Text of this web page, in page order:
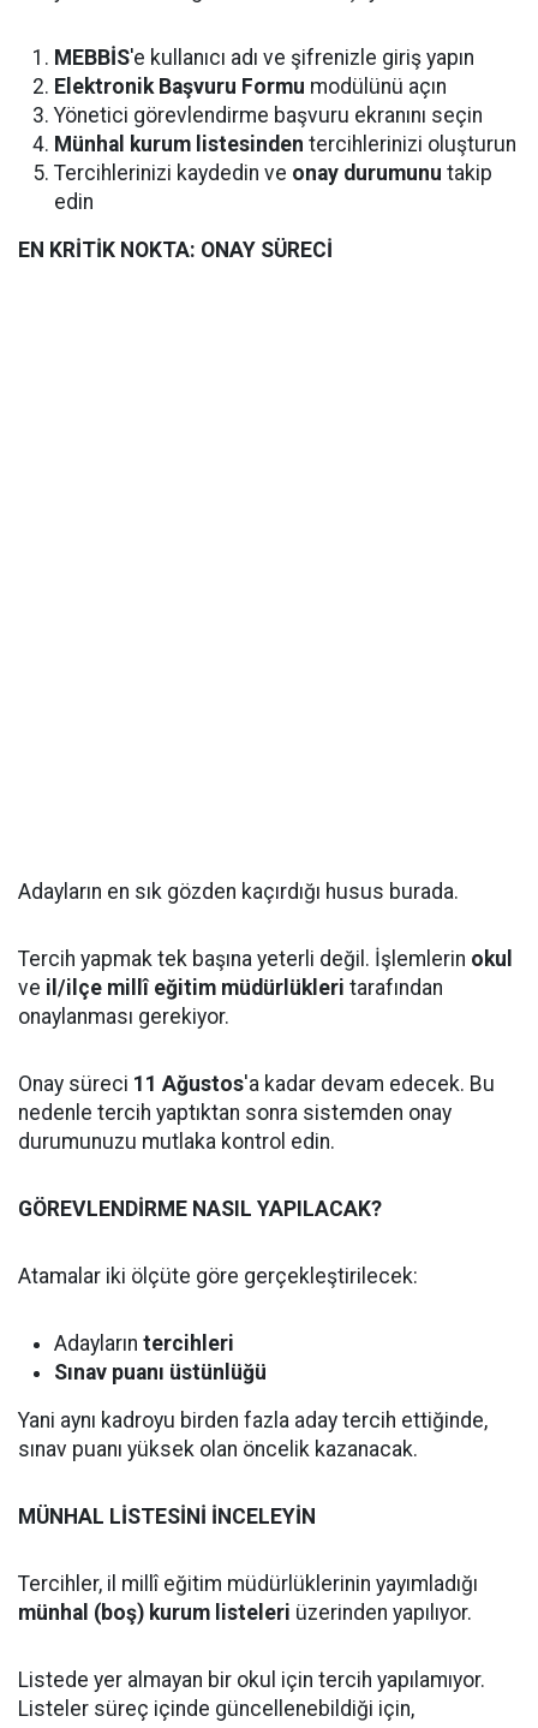
MEBBİS'e kullanıcı adı ve şifrenizle giriş yapın
Elektronik Başvuru Formu modülünü açın
Yönetici görevlendirme başvuru ekranını seçin
Münhal kurum listesinden tercihlerinizi oluşturun
Tercihlerinizi kaydedin ve onay durumunu takip
edin
EN KRİTİK NOKTA: ONAY SÜRECİ
Adayların en sık gözden kaçırdığı husus burada.
Tercih yapmak tek başına yeterli değil. İşlemlerin okul
ve il/ilçe millî eğitim müdürlükleri tarafından
onaylanması gerekiyor.
Onay süreci 11 Ağustos'a kadar devam edecek. Bu
nedenle tercih yaptıktan sonra sistemden onay
durumunuzu mutlaka kontrol edin.
GÖREVLENDİRME NASIL YAPILACAK?
Atamalar iki ölçüte göre gerçekleştirilecek:
Adayların tercihleri
Sınav puanı üstünlüğü
Yani aynı kadroyu birden fazla aday tercih ettiğinde,
sınav puanı yüksek olan öncelik kazanacak.
MÜNHAL LİSTESİNİ İNCELEYİN
Tercihler, il millî eğitim müdürlüklerinin yayımladığı
münhal (boş) kurum listeleri üzerinden yapılıyor.
Listede yer almayan bir okul için tercih yapılamıyor.
Listeler süreç içinde güncellenebildiği için,